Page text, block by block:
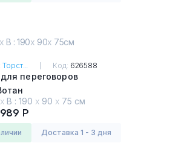
х В : 190х 90х 75см
Торст... Код: 626588
переговоров
х В : 190 х 90 х 75 см
Р
Доставка 1 - 3 дня